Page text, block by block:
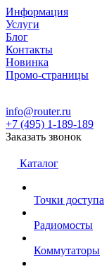
Информация
Услуги
Блог
Контакты
Новинка
Промо-страницы
info@router.ru
+7 (495) 1-189-189
Заказать звонок
Каталог
Точки доступа
Радиомосты
Коммутаторы